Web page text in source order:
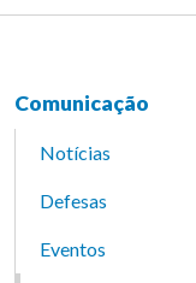
Comunicação
Notícias
Defesas
Eventos